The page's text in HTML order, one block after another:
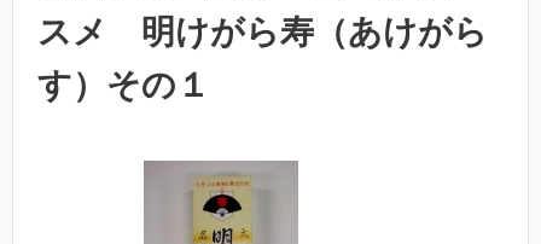
スメ 明けがら寿（あけがら
す）その１